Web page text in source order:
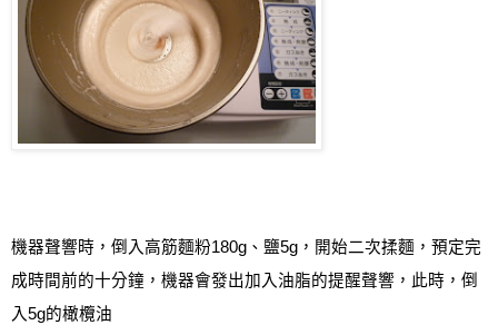
機器聲響時，倒入高筋麵粉180g 、鹽5g ，開始二次揉麵，預定完
成時間前的十分鐘，機器會發出加入油脂的提醒聲響，此時，倒
入5g的橄欖油